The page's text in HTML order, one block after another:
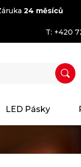
24 měsíců
T: +420
LED Pásky